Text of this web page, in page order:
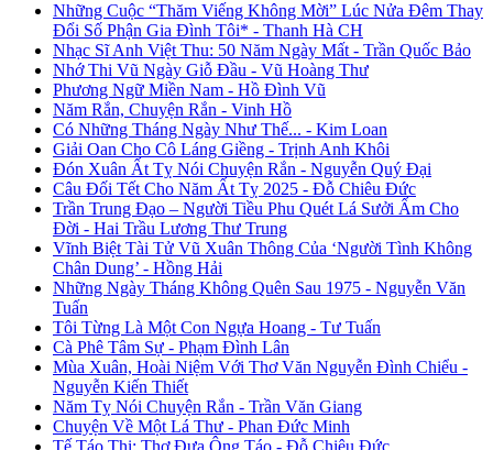
Những Cuộc “Thăm Viếng Không Mời” Lúc Nửa Đêm Thay
Đổi Số Phận Gia Đình Tôi* - Thanh Hà CH
Nhạc Sĩ Anh Việt Thu: 50 Năm Ngày Mất - Trần Quốc Bảo
Nhớ Thi Vũ Ngày Giỗ Đầu - Vũ Hoàng Thư
Phương Ngữ Miền Nam - Hồ Đình Vũ
Năm Rắn, Chuyện Rắn - Vinh Hồ
Có Những Tháng Ngày Như Thế... - Kim Loan
Giải Oan Cho Cô Láng Giềng - Trịnh Anh Khôi
Đón Xuân Ất Tỵ Nói Chuyện Rắn - Nguyễn Quý Đại
Câu Đối Tết Cho Năm Ất Tỵ 2025 - Đỗ Chiêu Đức
Trần Trung Đạo – Người Tiều Phu Quét Lá Sưởi Ấm Cho
Đời - Hai Trầu Lương Thư Trung
Vĩnh Biệt Tài Tử Vũ Xuân Thông Của ‘Người Tình Không
Chân Dung’ - Hồng Hải
Những Ngày Tháng Không Quên Sau 1975 - Nguyễn Văn
Tuấn
Tôi Từng Là Một Con Ngựa Hoang - Tư Tuấn
Cà Phê Tâm Sự - Phạm Đình Lân
Mùa Xuân, Hoài Niệm Với Thơ Văn Nguyễn Đình Chiểu -
Nguyễn Kiến Thiết
Năm Tỵ Nói Chuyện Rắn - Trần Văn Giang
Chuyện Về Một Lá Thư - Phan Đức Minh
Tế Táo Thi: Thơ Đưa Ông Táo - Đỗ Chiêu Đức